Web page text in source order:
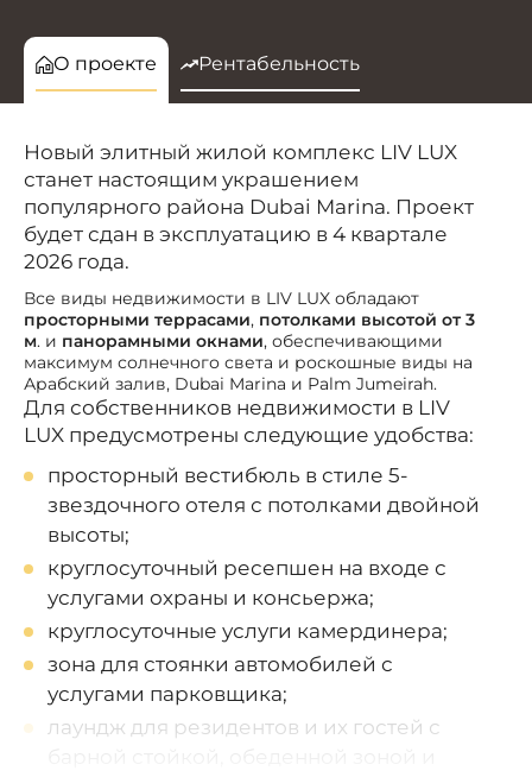
О проекте Рентабельность
Новый элитный жилой комплекс LIV LUX
станет настоящим украшением
популярного района Dubai Marina. Проект
будет сдан в эксплуатацию в 4 квартале
2026 года.
Все виды недвижимости в LIV LUX обладают
просторными террасами, потолками высотой от 3
м. и панорамными окнами, обеспечивающими
максимум солнечного света и роскошные виды на
Арабский залив, Dubai Marina и Palm Jumeirah.
Для собственников недвижимости в LIV
LUX предусмотрены следующие удобства:
просторный вестибюль в стиле 5-
звездочного отеля с потолками двойной
высоты;
круглосуточный ресепшен на входе с
услугами охраны и консьержа;
круглосуточные услуги камердинера;
зона для стоянки автомобилей с
услугами парковщика;
лаундж для резидентов и их гостей с